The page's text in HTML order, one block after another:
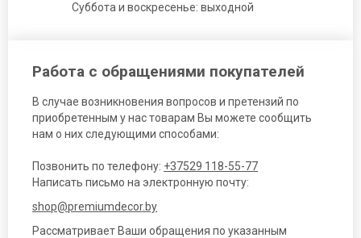
Суббота и воскресенье: выходной
Работа с обращениями покупателей
В случае возникновения вопросов и претензий по
приобретенным у нас товарам Вы можете сообщить
нам о них следующими способами:
Позвонить по телефону: +37529 118-55-77
Написать письмо на электронную почту:
shop@premiumdecor.by
Рассматривает Ваши обращения по указанным